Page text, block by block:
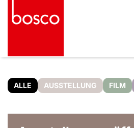
ALLE AUSSTELLUNG FILM